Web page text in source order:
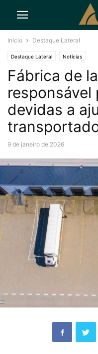
Início Destaque Lateral
Destaque Lateral Notícias
Fábrica de
responsável
devidas a
9 de janeiro de 2026